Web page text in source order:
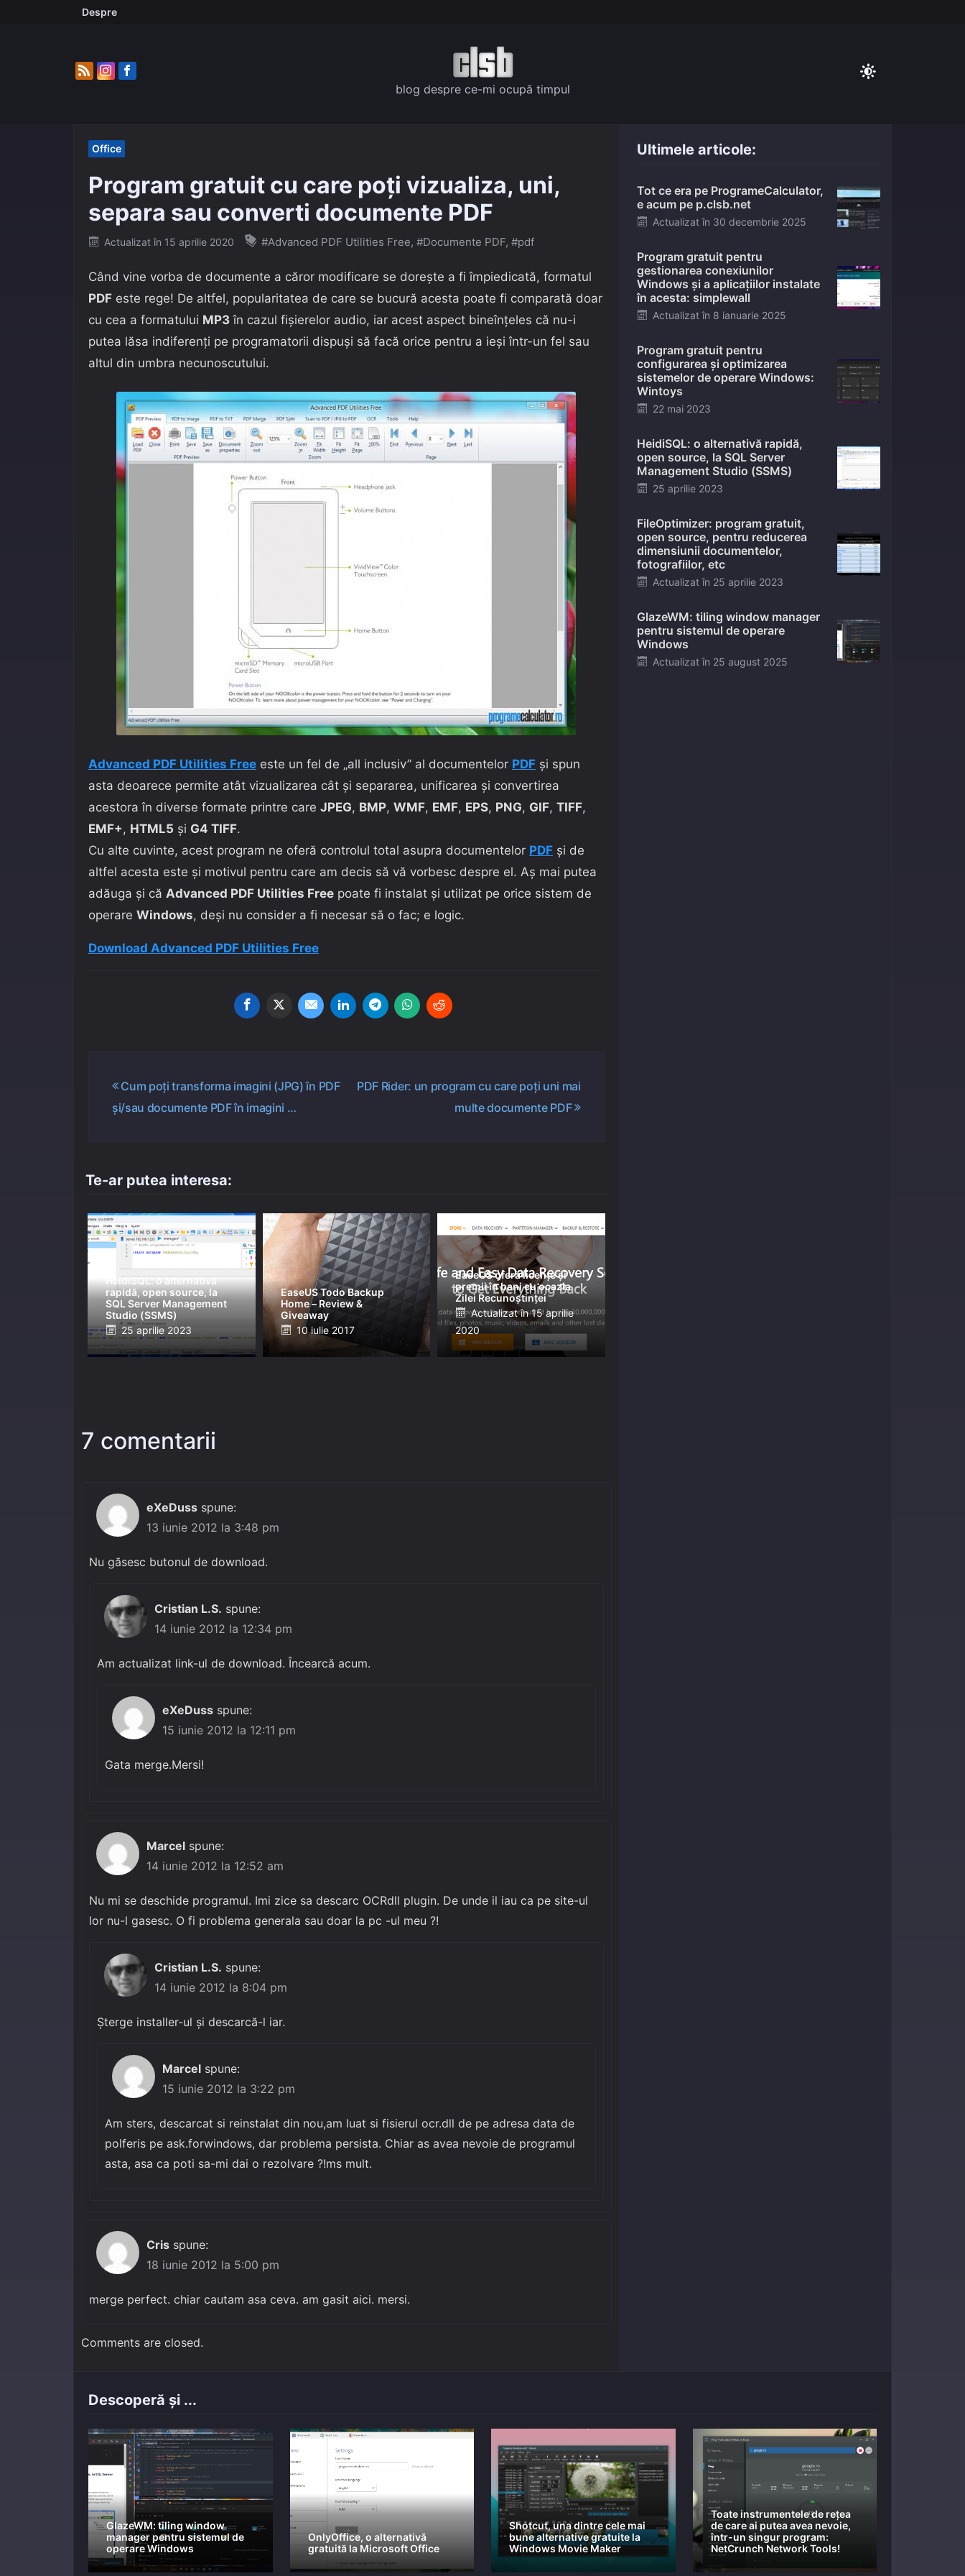
Despre
blog despre ce-mi ocupă timpul
Office
Program gratuit cu care poți vizualiza, uni,
separa sau converti documente PDF
Posted
Actualizat în 15 aprilie 2020 #Advanced PDF Utilities Free, #Documente PDF, #pdf
Când vine vorba de documente a căror modificare se dorește a fi împiedicată, formatul
PDF este rege! De altfel, popularitatea de care se bucură acesta poate fi comparată doar
cu cea a formatului MP3 în cazul fișierelor audio, iar acest aspect bineînțeles că nu-i
putea lăsa indiferenți pe programatorii dispuși să facă orice pentru a ieși într-un fel sau
altul din umbra necunoscutului.
Advanced PDF Utilities Free este un fel de „all inclusiv” al documentelor PDF și spun
asta deoarece permite atât vizualizarea cât și separarea, unificarea și convertirea
acestora în diverse formate printre care JPEG, BMP, WMF, EMF, EPS, PNG, GIF, TIFF,
EMF+, HTML5 și G4 TIFF.
Cu alte cuvinte, acest program ne oferă controlul total asupra documentelor PDF și de
altfel acesta este și motivul pentru care am decis să vă vorbesc despre el. Aș mai putea
adăuga și că Advanced PDF Utilities Free poate fi instalat și utilizat pe orice sistem de
operare Windows, deși nu consider a fi necesar să o fac; e logic.
Download Advanced PDF Utilities Free
Navigare
Cum poți transforma imagini (JPG) în PDF
și/sau documente PDF în imagini …
PDF Rider: un program cu care poți uni mai
multe documente PDF
Te-ar putea interesa:
HeidiSQL: o alternativă
rapidă, open source, la
SQL Server Management
Studio (SSMS)
Posted
on
25 aprilie 2023
EaseUS Todo Backup
Home – Review &
Giveaway
Posted
on
10 iulie 2017
EaseUS oferă licențe și
premii în bani cu ocazia
Zilei Recunoștinței
Posted
on
Actualizat în 15 aprilie
2020
7 comentarii
eXeDuss spune:
13 iunie 2012 la 3:48 pm
Nu găsesc butonul de download.
Cristian L.S. spune:
14 iunie 2012 la 12:34 pm
Am actualizat link-ul de download. Încearcă acum.
eXeDuss spune:
15 iunie 2012 la 12:11 pm
Gata merge.Mersi!
Marcel spune:
14 iunie 2012 la 12:52 am
Nu mi se deschide programul. Imi zice sa descarc OCRdll plugin. De unde il iau ca pe site-ul
lor nu-l gasesc. O fi problema generala sau doar la pc -ul meu ?!
Cristian L.S. spune:
14 iunie 2012 la 8:04 pm
Șterge installer-ul și descarcă-l iar.
Marcel spune:
15 iunie 2012 la 3:22 pm
Am sters, descarcat si reinstalat din nou,am luat si fisierul ocr.dll de pe adresa data de
polferis pe ask.forwindows, dar problema persista. Chiar as avea nevoie de programul
asta, asa ca poti sa-mi dai o rezolvare ?!ms mult.
Cris spune:
18 iunie 2012 la 5:00 pm
merge perfect. chiar cautam asa ceva. am gasit aici. mersi.
Comments are closed.
Ultimele articole:
Tot ce era pe ProgrameCalculator,
e acum pe p.clsb.net
Posted
Actualizat în 30 decembrie 2025
Program gratuit pentru
gestionarea conexiunilor
Windows și a aplicațiilor instalate
în acesta: simplewall
Posted
Actualizat în 8 ianuarie 2025
Program gratuit pentru
configurarea și optimizarea
sistemelor de operare Windows:
Wintoys
Posted
22 mai 2023
HeidiSQL: o alternativă rapidă,
open source, la SQL Server
Management Studio (SSMS)
Posted
25 aprilie 2023
FileOptimizer: program gratuit,
open source, pentru reducerea
dimensiunii documentelor,
fotografiilor, etc
Posted
Actualizat în 25 aprilie 2023
GlazeWM: tiling window manager
pentru sistemul de operare
Windows
Posted
Actualizat în 25 august 2025
Descoperă și ...
GlazeWM: tiling window
manager pentru sistemul de
operare Windows
OnlyOffice, o alternativă
gratuită la Microsoft Office
Shotcut, una dintre cele mai
bune alternative gratuite la
Windows Movie Maker
Toate instrumentele de rețea
de care ai putea avea nevoie,
într-un singur program:
NetCrunch Network Tools!